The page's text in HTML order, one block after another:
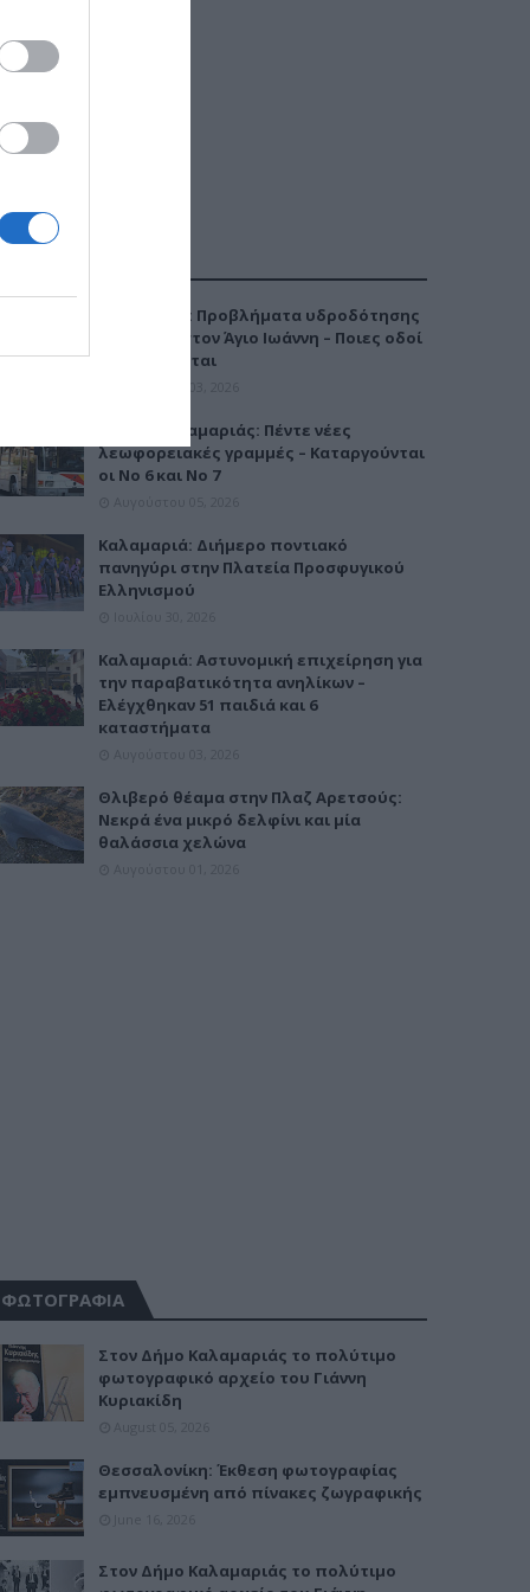
Καλαμαριά: Προβλήματα υδροδότησης
την Τρίτη στον Άγιο Ιωάννη – Ποιες οδοί
επηρεάζονται
Μετρό Καλαμαριάς: Πέντε νέες
λεωφορειακές γραμμές – Καταργούνται
οι Νο 6 και Νο 7
Καλαμαριά: Διήμερο ποντιακό
πανηγύρι στην Πλατεία Προσφυγικού
Ελληνισμού
Καλαμαριά: Αστυνομική επιχείρηση για
την παραβατικότητα ανηλίκων –
Ελέγχθηκαν 51 παιδιά και 6
καταστήματα
Θλιβερό θέαμα στην Πλαζ Αρετσούς:
Νεκρά ένα μικρό δελφίνι και μία
θαλάσσια χελώνα
ΦΩΤΟΓΡΑΦΙΑ
Στον Δήμο Καλαμαριάς το πολύτιμο
φωτογραφικό αρχείο του Γιάννη
Κυριακίδη
Θεσσαλονίκη: Έκθεση φωτογραφίας
εμπνευσμένη από πίνακες ζωγραφικής
Στον Δήμο Καλαμαριάς το πολύτιμο